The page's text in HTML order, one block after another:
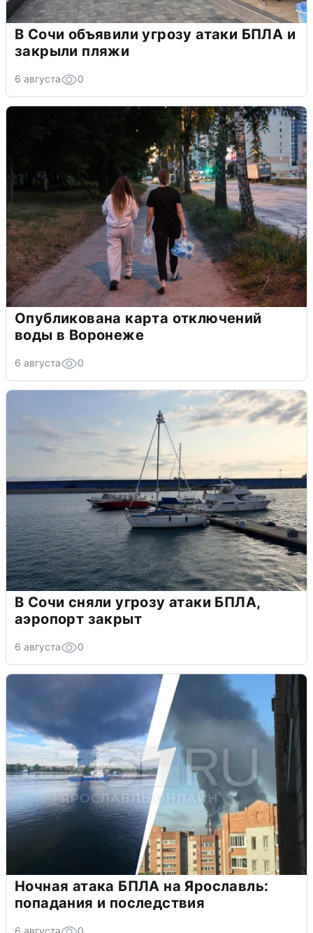
В Сочи объявили угрозу атаки БПЛА и
закрыли пляжи
6 августа 0
Опубликована карта отключений
воды в Воронеже
6 августа 0
В Сочи сняли угрозу атаки БПЛА,
аэропорт закрыт
6 августа 0
Ночная атака БПЛА на Ярославль:
попадания и последствия